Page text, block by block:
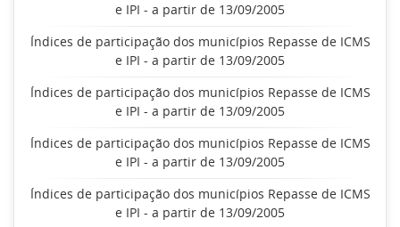
e IPI - a partir de 13/09/2005
Índices de participação dos municípios Repasse de ICMS
e IPI - a partir de 13/09/2005
Índices de participação dos municípios Repasse de ICMS
e IPI - a partir de 13/09/2005
Índices de participação dos municípios Repasse de ICMS
e IPI - a partir de 13/09/2005
Índices de participação dos municípios Repasse de ICMS
e IPI - a partir de 13/09/2005